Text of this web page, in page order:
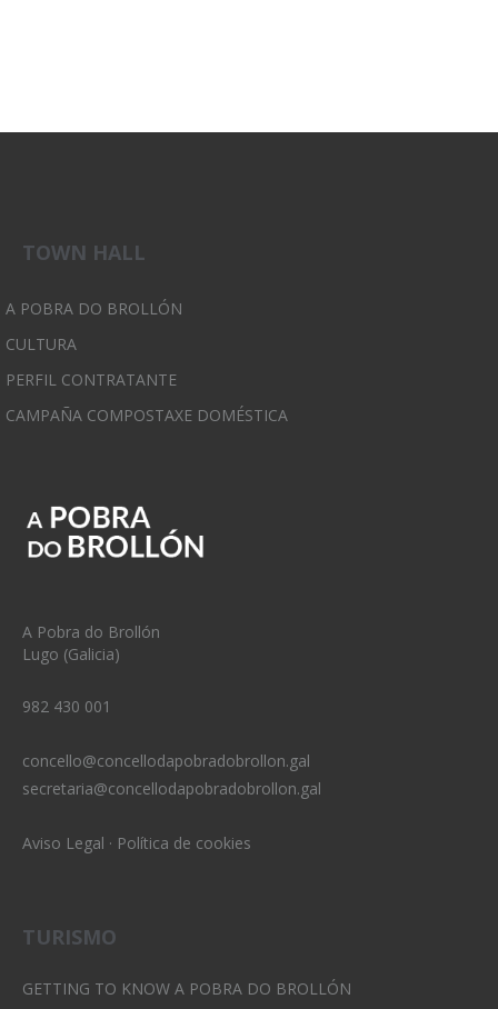
TOWN HALL
A POBRA DO BROLLÓN
CULTURA
PERFIL CONTRATANTE
CAMPAÑA COMPOSTAXE DOMÉSTICA
A Pobra do Brollón
Lugo (Galicia)
982 430 001
concello@concellodapobradobrollon.gal
secretaria@concellodapobradobrollon.gal
Aviso Legal · Política de cookies
TURISMO
GETTING TO KNOW A POBRA DO BROLLÓN